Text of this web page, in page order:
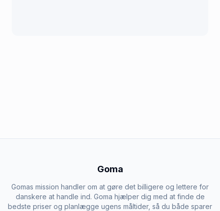
Goma
Gomas mission handler om at gøre det billigere og lettere for
danskere at handle ind. Goma hjælper dig med at finde de
bedste priser og planlægge ugens måltider, så du både sparer